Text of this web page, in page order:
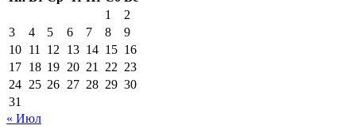
1
2
3
4 5 6 7 8
9
10 11 12 13 14 15 16
17 18 19 20 21 22 23
24 25 26 27 28 29 30
31
« Июл